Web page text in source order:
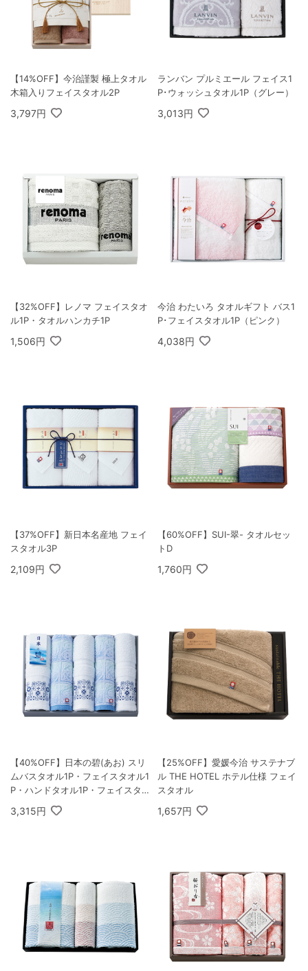
【14%OFF】今治謹製 極上タオル
木箱入りフェイスタオル2P
3,797円
ランバン プルミエール フェイス1
P･ウォッシュタオル1P（グレー）
3,013円
【32%OFF】レノマ フェイスタオ
ル1P・タオルハンカチ1P
1,506円
今治 わたいろ タオルギフト バス1
P･フェイスタオル1P（ピンク）
4,038円
【37%OFF】新日本名産地 フェイ
スタオル3P
2,109円
【60%OFF】SUI-翠- タオルセッ
トD
1,760円
【40%OFF】日本の碧(あお) スリ
ムバスタオル1P・フェイスタオル1
P・ハンドタオル1P・フェイスタオ
3,315円
【25%OFF】愛媛今治 サステナブ
ル THE HOTEL ホテル仕様 フェイ
スタオル
1,657円